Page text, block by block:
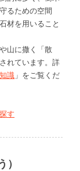
るための空間
材を用いること
山に撒く「散
れています。詳
識 」をご覧くだ
す